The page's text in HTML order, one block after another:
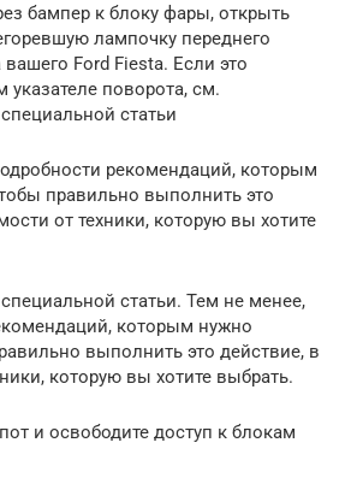
бампер к блоку фары, открыть
лампочку переднего
вашего Ford Fiesta. Если это
поворота, см.
статьи
рекомендаций, которым
правильно выполнить это
от техники, которую вы хотите
статьи. Тем не менее,
которым нужно
выполнить это действие, в
которую вы хотите выбрать.
и освободите доступ к блокам